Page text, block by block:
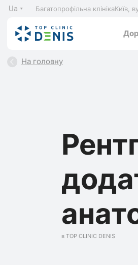
Ua Багатопрофільна клінікаКиїв,
На головну
в TOP CLINIC DENIS